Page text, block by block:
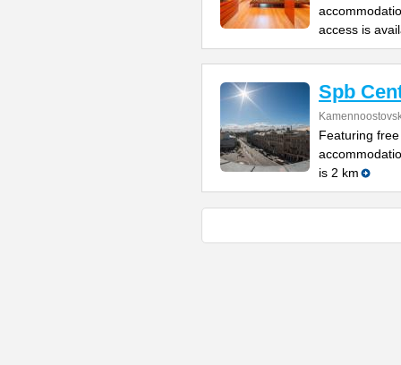
access is
Spb
Featuring
is 2 km